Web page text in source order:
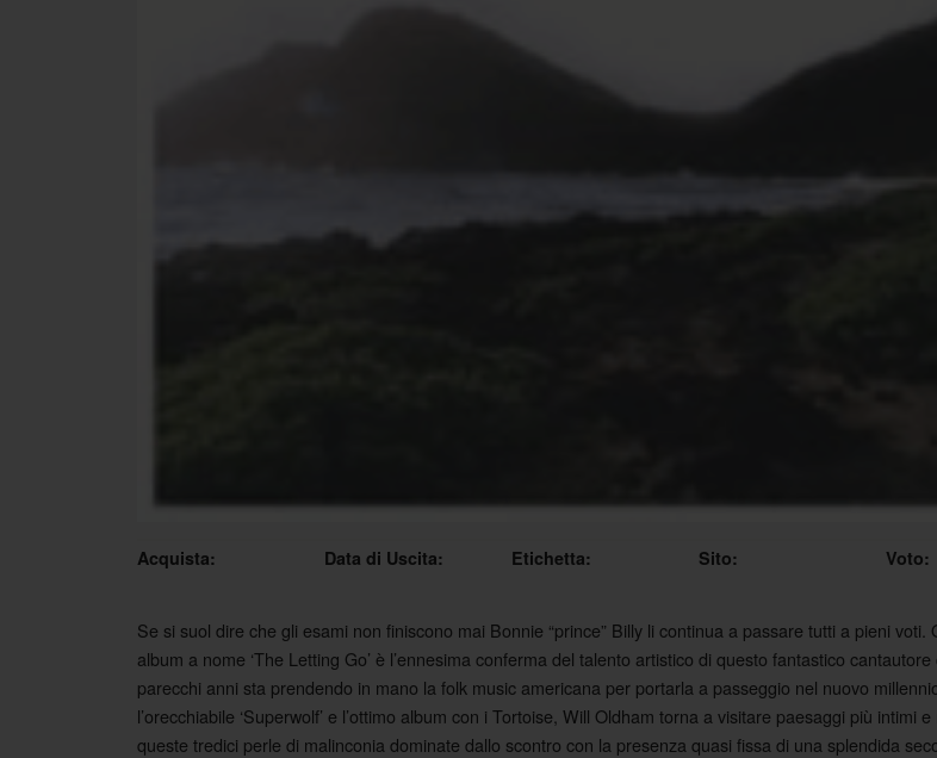
Acquista: Data di Uscita: Etichetta: Sito: Voto:
Se si suol dire che gli esami non finiscono mai Bonnie “prince” Billy li continua a passare tutti a pieni voti.
album a nome ‘The Letting Go’ è l’ennesima conferma del talento artistico di questo fantastico
parecchi anni sta prendendo in mano la folk music americana per portarla a passeggio nel nuovo
l’orecchiabile ‘Superwolf’ e l’ottimo album con i Tortoise, Will Oldham torna a visitare paesaggi più intimi
queste tredici perle di malinconia dominate dallo scontro con la presenza quasi fissa di una splendida